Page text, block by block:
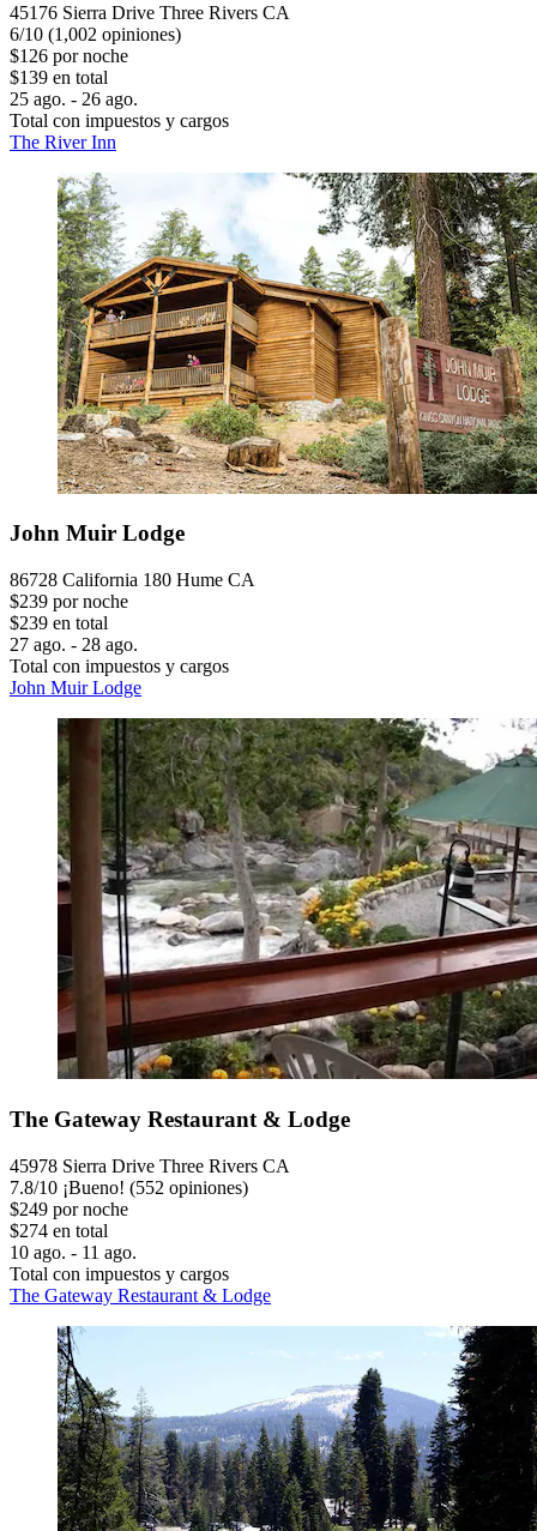
45176 Sierra Drive Three Rivers CA
6/10 (1,002 opiniones)
$126 por noche
$139 en total
25 ago. - 26 ago.
Total con impuestos y cargos
The River Inn
John Muir Lodge
86728 California 180 Hume CA
$239 por noche
$239 en total
27 ago. - 28 ago.
Total con impuestos y cargos
John Muir Lodge
The Gateway Restaurant & Lodge
45978 Sierra Drive Three Rivers CA
7.8/10 ¡Bueno! (552 opiniones)
$249 por noche
$274 en total
10 ago. - 11 ago.
Total con impuestos y cargos
The Gateway Restaurant & Lodge